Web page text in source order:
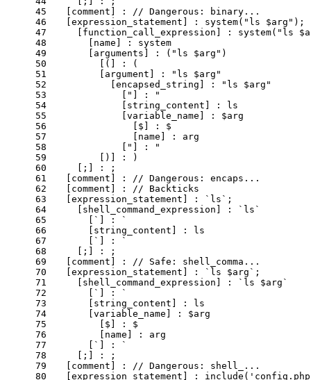
45
46
47
48
49
50
51
52
53
54
55
56
57
58
59
60
61
62
63
64
65
66
67
68
69
70
71
72
73
74
75
76
77
78
79
80
  [comment] : // Dangerous: binary...
  [expression_statement] : system("ls $arg");
[function_call_expression] : system("ls
      [name] : system
      [arguments] : ("ls $arg")
        [(] : (
        [argument] : "ls $arg"
          [encapsed_string] : "ls $arg"
            ["] : "
            [string_content] : ls
            [variable_name] : $arg
              [$] : $
              [name] : arg
            ["] : "
        [)] : )
    [;] : ;
  [comment] : // Dangerous: encaps...
  [comment] : // Backticks
  [expression_statement] : `ls`;
    [shell_command_expression] : `ls`
      [`] : `
      [string_content] : ls
      [`] : `
    [;] : ;
  [comment] : // Safe: shell_comma...
  [expression_statement] : `ls $arg`;
    [shell_command_expression] : `ls $arg`
      [`] : `
      [string_content] : ls
      [variable_name] : $arg
        [$] : $
        [name] : arg
      [`] : `
    [;] : ;
  [comment] : // Dangerous: shell_...
[expression_statement] :